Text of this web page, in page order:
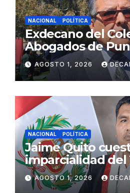
NACIONAL POLÍTICA
Exdecano del
Abogados de
propuestas
ciudadana
AGOSTO 1, 2026
NACIONAL POLÍTICA
Jaime Quito
imparcialidad
Constitucional
de Ollanta
AGOSTO 1, 2026